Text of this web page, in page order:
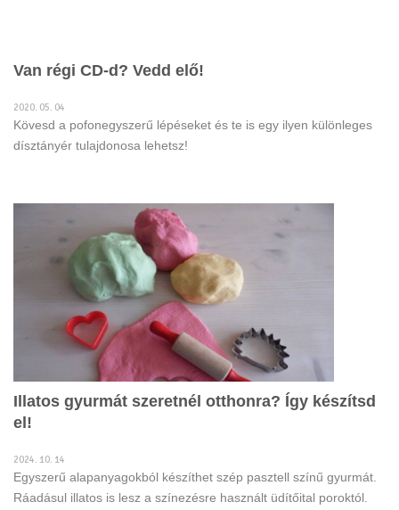
Van régi CD-d? Vedd elő!
2020. 05. 04
Kövesd a pofonegyszerű lépéseket és te is egy ilyen különleges
dísztányér tulajdonosa lehetsz!
Illatos gyurmát szeretnél otthonra? Így készítsd
el!
2024. 10. 14
Egyszerű alapanyagokból készíthet szép pasztell színű gyurmát.
Ráadásul illatos is lesz a színezésre használt üdítőital poroktól.